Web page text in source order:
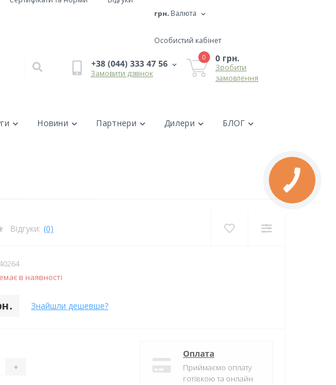
грн. Валюта
Особистий кабінет
+38 (044) 333 47 56
Замовити дзвінок
0 0 грн.
Зробити
замовлення
Новини Партнери Дилери БЛОГ
Відгуки: (0)
в наявності
Знайшли дешевше?
+
Оплата
Приймаємо оплату
готівкою та онлайн